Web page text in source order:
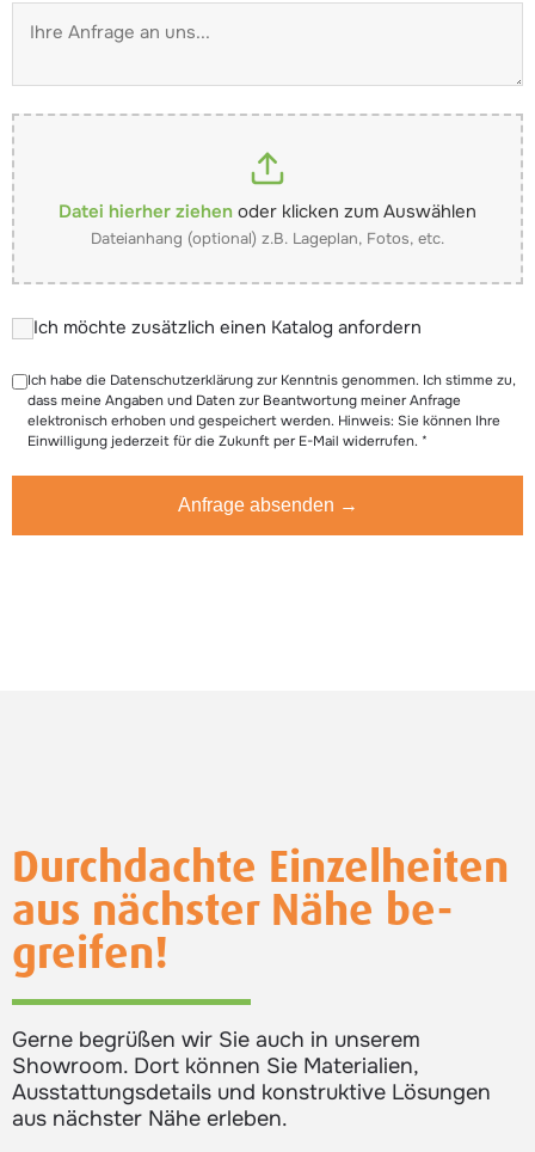
Datei hierher ziehen oder klicken zum Auswählen
Dateianhang (optional) z.B. Lageplan, Fotos, etc.
Ich möchte zusätzlich einen Katalog anfordern
Ich habe die Datenschutzerklärung zur Kenntnis genommen. Ich stimme zu,
dass meine Angaben und Daten zur Beantwortung meiner Anfrage
elektronisch erhoben und gespeichert werden. Hinweis: Sie können Ihre
Einwilligung jederzeit für die Zukunft per E-Mail widerrufen. *
Anfrage absenden →
Durchdachte Einzelheiten
aus nächster Nähe be-
greifen!
Gerne begrüßen wir Sie auch in unserem
Showroom. Dort können Sie Materialien,
Ausstattungsdetails und konstruktive Lösungen
aus nächster Nähe erleben.